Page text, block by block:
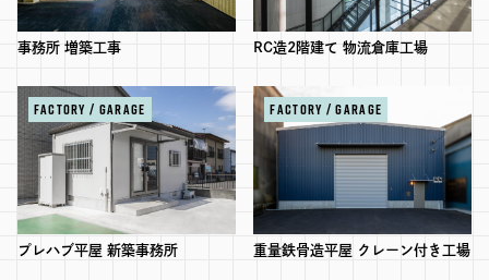
事務所 増築工事 RC造2階建て 物流倉庫工場
FACTORY / GARAGE
プレハブ平屋 新築事務所
FACTORY / GARAGE
重量鉄骨造平屋 クレーン付き工場